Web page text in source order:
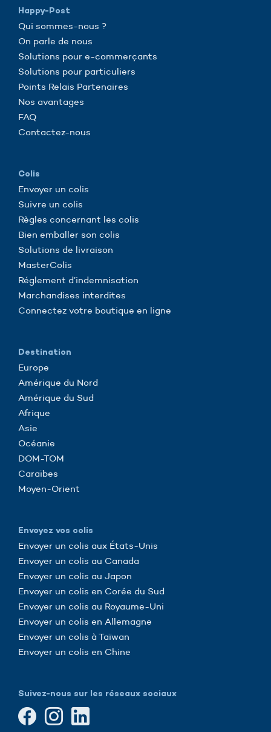
Happy-Post
Qui sommes-nous ?
On parle de nous
Solutions pour e-commerçants
Solutions pour particuliers
Points Relais Partenaires
Nos avantages
FAQ
Contactez-nous
Colis
Envoyer un colis
Suivre un colis
Règles concernant les colis
Bien emballer son colis
Solutions de livraison
MasterColis
Réglement d’indemnisation
Marchandises interdites
Connectez votre boutique en ligne
Destination
Europe
Amérique du Nord
Amérique du Sud
Afrique
Asie
Océanie
DOM-TOM
Caraïbes
Moyen-Orient
Envoyez vos colis
Envoyer un colis aux États-Unis
Envoyer un colis au Canada
Envoyer un colis au Japon
Envoyer un colis en Corée du Sud
Envoyer un colis au Royaume-Uni
Envoyer un colis en Allemagne
Envoyer un colis à Taïwan
Envoyer un colis en Chine
Suivez-nous sur les réseaux sociaux